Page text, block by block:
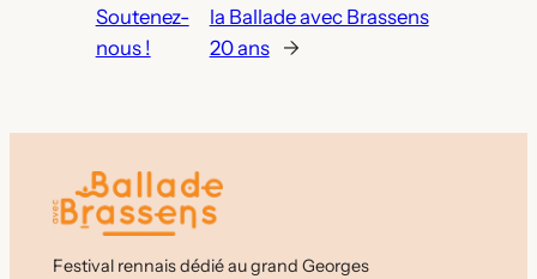
Soutenez-
nous !
la Ballade avec Brassens
20 ans
→
Festival rennais dédié au grand Georges